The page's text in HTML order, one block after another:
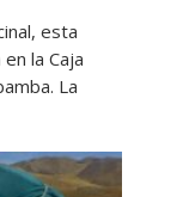
esta
la Caja
La